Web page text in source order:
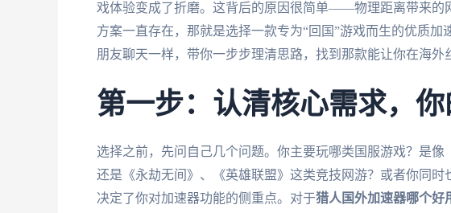
戏体验变成了折磨。这背后的原因很简单——物理距离带来的
方案一直存在，那就是选择一款专为“回国”游戏而生的优质
朋友聊天一样，带你一步步理清思路，找到那款能让你在海外
第一步：认清核心需求，你
选择之前，先问自己几个问题。你主要玩哪类国服游戏？是像
还是《永劫无间》、《英雄联盟》这类竞技网游？或者你同时
决定了你对加速器功能的侧重点。对于猎人国外加速器哪个好